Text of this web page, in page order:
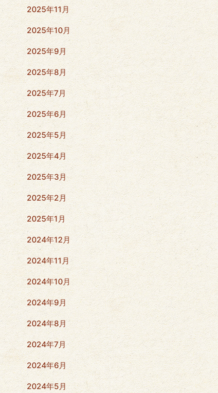
2025年11月
2025年10月
2025年9月
2025年8月
2025年7月
2025年6月
2025年5月
2025年4月
2025年3月
2025年2月
2025年1月
2024年12月
2024年11月
2024年10月
2024年9月
2024年8月
2024年7月
2024年6月
2024年5月